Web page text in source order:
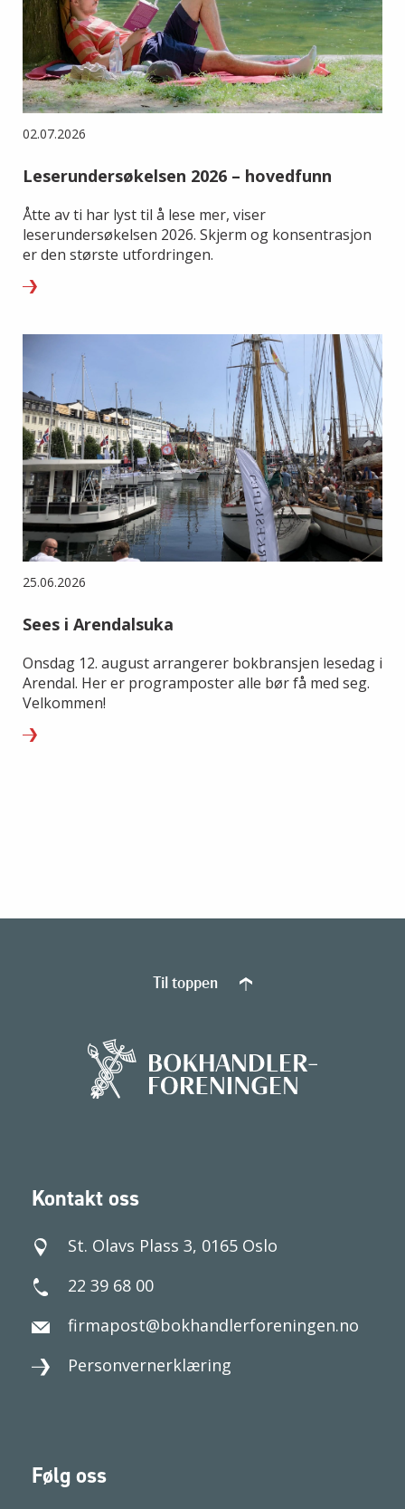
02.07.2026
Leserundersøkelsen 2026 – hovedfunn
Åtte av ti har lyst til å lese mer, viser
leserundersøkelsen 2026. Skjerm og konsentrasjon
er den største utfordringen.
25.06.2026
Sees i Arendalsuka
Onsdag 12. august arrangerer bokbransjen lesedag i
Arendal. Her er programposter alle bør få med seg.
Velkommen!
Kontakt oss
St. Olavs Plass 3, 0165 Oslo
22 39 68 00
firmapost@bokhandlerforeningen.no
Personvernerklæring
Følg oss
Til toppen